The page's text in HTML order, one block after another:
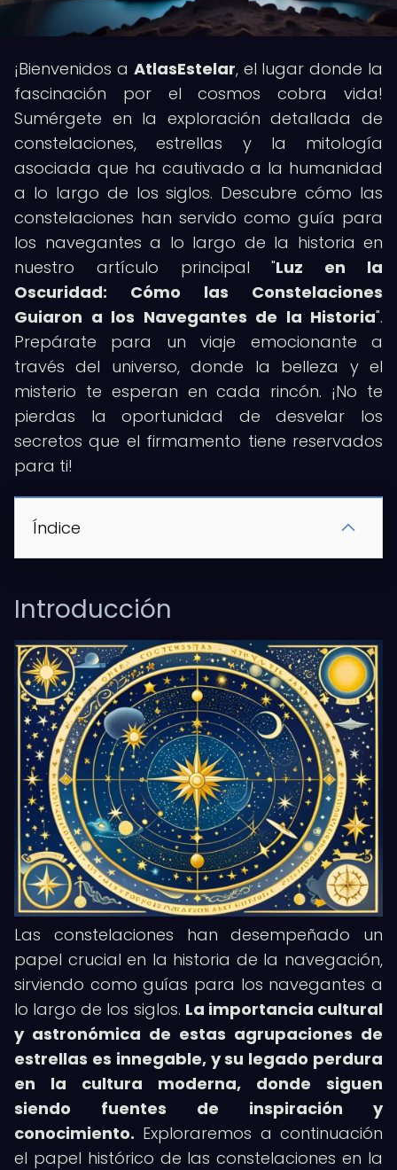
¡Bienvenidos a AtlasEstelar, el lugar donde la
fascinación por el cosmos cobra vida!
Sumérgete en la exploración detallada de
constelaciones, estrellas y la mitología
asociada que ha cautivado a la humanidad
a lo largo de los siglos. Descubre cómo las
constelaciones han servido como guía para
los navegantes a lo largo de la historia en
nuestro artículo principal "Luz en la
Oscuridad: Cómo las Constelaciones
Guiaron a los Navegantes de la Historia".
Prepárate para un viaje emocionante a
través del universo, donde la belleza y el
misterio te esperan en cada rincón. ¡No te
pierdas la oportunidad de desvelar los
secretos que el firmamento tiene reservados
para ti!
Índice
Introducción
Las constelaciones han desempeñado un
papel crucial en la historia de la navegación,
sirviendo como guías para los navegantes a
lo largo de los siglos. La importancia cultural
y astronómica de estas agrupaciones de
estrellas es innegable, y su legado perdura
en la cultura moderna, donde siguen
siendo fuentes de inspiración y
conocimiento. Exploraremos a continuación
el papel histórico de las constelaciones en la